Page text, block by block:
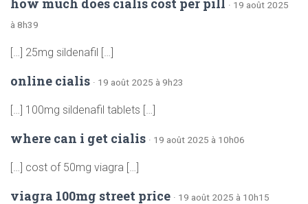
how much does cialis cost per pill · 19 août 2025
à 8h39
[…] 25mg sildenafil […]
online cialis · 19 août 2025 à 9h23
[…] 100mg sildenafil tablets […]
where can i get cialis · 19 août 2025 à 10h06
[…] cost of 50mg viagra […]
viagra 100mg street price · 19 août 2025 à 10h15